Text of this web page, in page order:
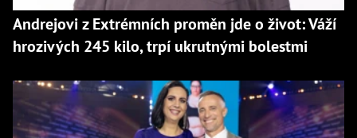
Andrejovi z Extrémních proměn jde o život: Váží
hrozivých 245 kilo, trpí ukrutnými bolestmi